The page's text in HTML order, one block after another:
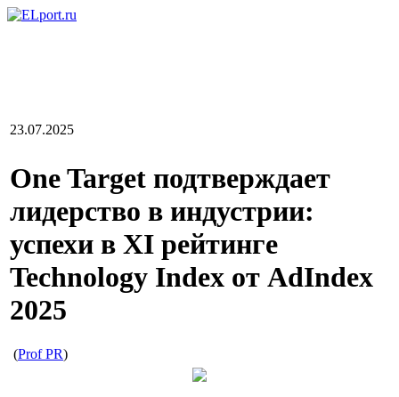
23.07.2025
One Target подтверждает
лидерство в индустрии:
успехи в XI рейтинге
Technology Index от AdIndex
2025
(Prof PR)